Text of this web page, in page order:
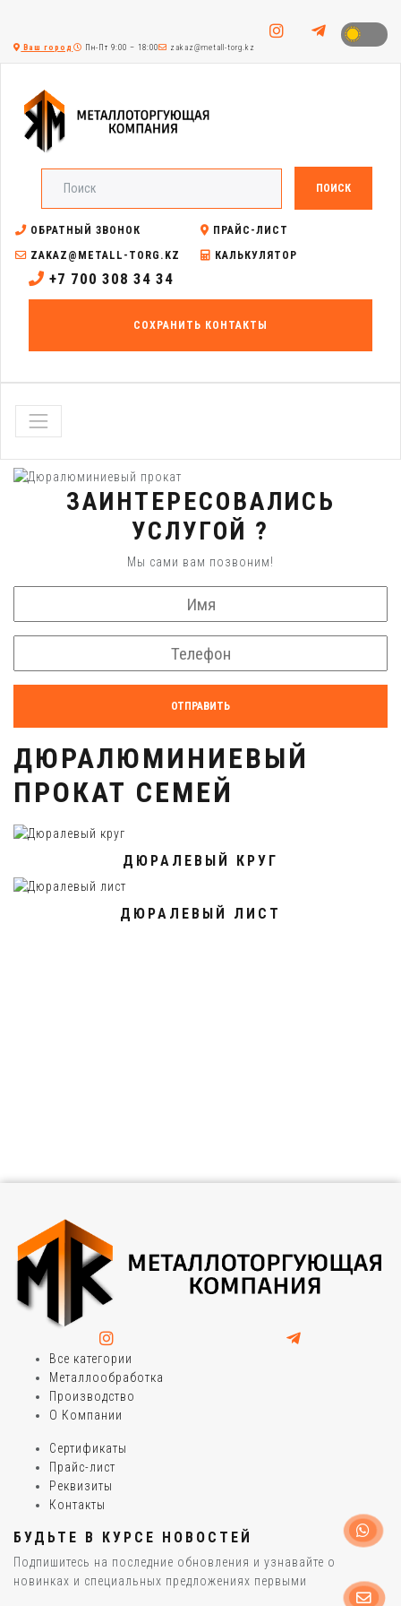
Ваш город Пн-Пт 9:00 – 18:00 zakaz@metall-torg.kz
ПОИСК
ОБРАТНЫЙ ЗВОНОК
ПРАЙС-ЛИСТ
ZAKAZ@METALL-TORG.KZ
КАЛЬКУЛЯТОР
+7 700 308 34 34
СОХРАНИТЬ КОНТАКТЫ
ЗАИНТЕРЕСОВАЛИСЬ
УСЛУГОЙ ?
Мы сами вам позвоним!
ОТПРАВИТЬ
ДЮРАЛЮМИНИЕВЫЙ
ПРОКАТ СЕМЕЙ
ДЮРАЛЕВЫЙ КРУГ
ДЮРАЛЕВЫЙ ЛИСТ
Все категории
Металлообработка
Производство
О Компании
Сертификаты
Прайс-лист
Реквизиты
Контакты
БУДЬТЕ В КУРСЕ НОВОСТЕЙ
Подпишитесь на последние обновления и узнавайте о
новинках и специальных предложениях первыми